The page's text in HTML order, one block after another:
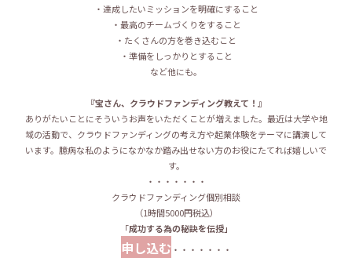
・達成したいミッションを明確にすること
・最高のチームづくりをすること
・たくさんの方を巻き込むこと
・準備をしっかりとすること
など他にも。
『宝さん、クラウドファンディング教えて！』
ありがたいことにそういうお声をいただくことが増えました。最近は大学や地
域の活動で、クラウドファンディングの考え方や起業体験をテーマに講演して
います。臆病な私のようになかなか踏み出せない方のお役にたてれば嬉しいで
す。
・・・・・・・
クラウドファンディング個別相談
（1時間5000円税込）
「成功する為の秘訣を伝授」
申し込む ・・・・・・・